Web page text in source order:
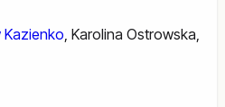
Kazienko, Karolina Ostrowska,